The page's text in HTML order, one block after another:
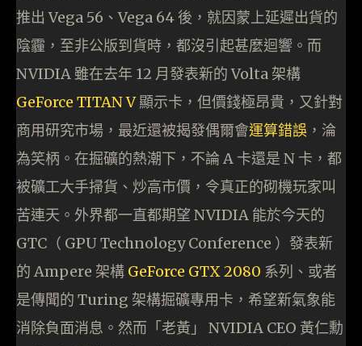
推出 Vega 56、Vega 64 後，就因蒙上延遲出貨的
陰霾，至非公版到貨時，都沒引起甚麼迴響。而
NVIDIA 雖在去年 12 月發表新的 Volta 架構
GeForce TITAN V顯示卡，但價錢極昂貴，又針對
商用研究市場，最近還被揭發偶爾會運算錯誤 ，淪
為笑柄。在掘礦的熱潮下，不論 A 卡還是 N 卡，都
被礦工大手掃貨、炒高市價，令真正的砌機玩家叫
苦連天。外界都一直都期望 NVIDIA 能於今天的
GTC（ GPU Technology Conference ）發表新
的 Ampere 架構 GeForce GTX 2080 系列、或者
是傳聞的 Turing 架構掘礦專用卡，希望新氣象能
消除負面消息。然而「老黃」 NVIDIA CEO 黃仁勳